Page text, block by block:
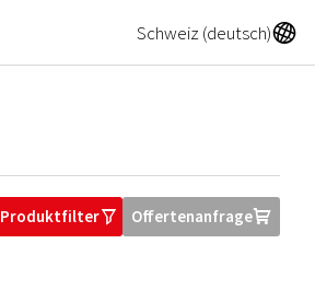
Schweiz (deutsch)A
ProduktfilterO OffertenanfrageU